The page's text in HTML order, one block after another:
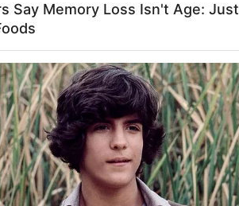
Anti Mainstream, 10 Cara
Membawa Barang Belanjaan
Versi Warga Thailand
Say Memory Loss Isn't Age: Just